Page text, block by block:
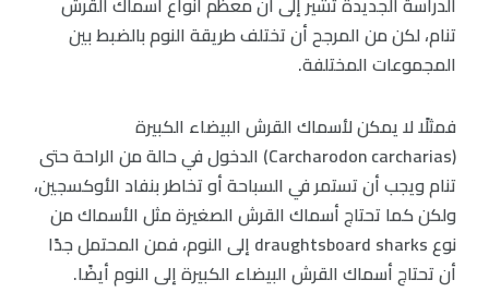
تنام، لكن من المرجح أن تختلف طريقة النوم بالضبط بين
المجموعات المختلفة.
فمثلًا لا يمكن لأسماك القرش البيضاء الكبيرة
(Carcharodon carcharias) الدخول في حالة من الراحة حتى
تنام ويجب أن تستمر في السباحة أو تخاطر بنفاد الأوكسجين،
ولكن كما تحتاج أسماك القرش الصغيرة مثل الأسماك من
نوع draughtsboard sharks إلى النوم، فمن المحتمل جدًا
أن تحتاج أسماك القرش البيضاء الكبيرة إلى النوم أيضًا.